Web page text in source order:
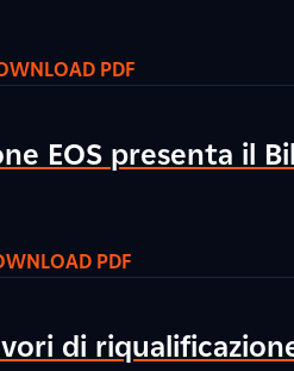
PDF
EOS presenta il
PDF
di